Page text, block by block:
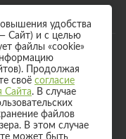
банковского вклада
удобства
Сайт) и с целью
файлы «cookie»
Продолжая
своё согласие
Сайта. В случае
файлов
В этом случае
может быть